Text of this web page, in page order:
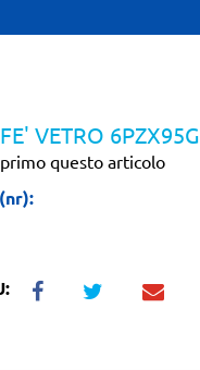
VETRO 6PZX95G
questo articolo